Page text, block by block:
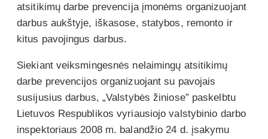
atsitikimų darbe prevencija įmonėms organizuojant
darbus aukštyje, iškasose, statybos, remonto ir
kitus pavojingus darbus.
Siekiant veiksmingesnės nelaimingų atsitikimų
darbe prevencijos organizuojant su pavojais
susijusius darbus, „Valstybės žiniose” paskelbtu
Lietuvos Respublikos vyriausiojo valstybinio darbo
inspektoriaus 2008 m. balandžio 24 d. įsakymu